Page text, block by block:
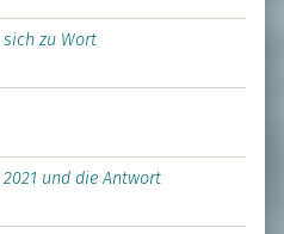
zu Wort
und die Antwort